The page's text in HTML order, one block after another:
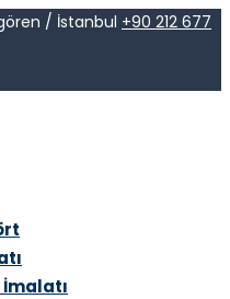
/ İstanbul +90 212 677